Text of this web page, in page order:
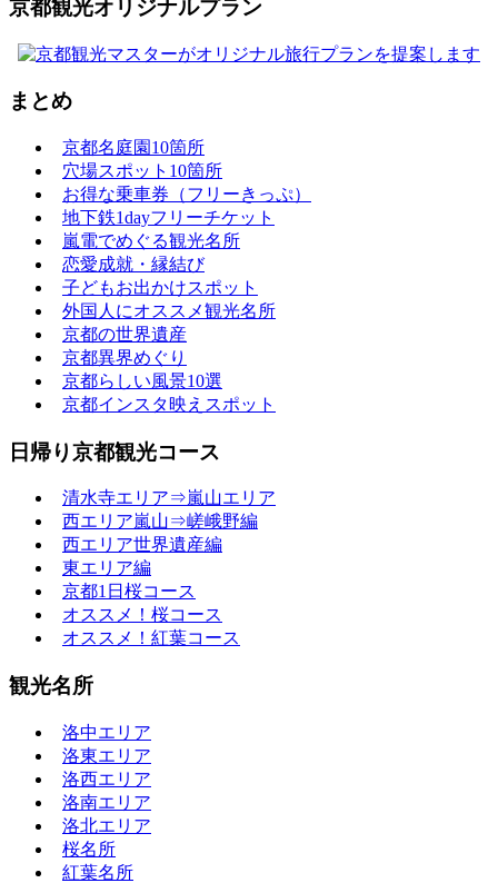
京都観光オリジナルプラン
まとめ
京都名庭園10箇所
穴場スポット10箇所
お得な乗車券（フリーきっぷ）
地下鉄1dayフリーチケット
嵐電でめぐる観光名所
恋愛成就・縁結び
子どもお出かけスポット
外国人にオススメ観光名所
京都の世界遺産
京都異界めぐり
京都らしい風景10選
京都インスタ映えスポット
日帰り京都観光コース
清水寺エリア⇒嵐山エリア
西エリア嵐山⇒嵯峨野編
西エリア世界遺産編
東エリア編
京都1日桜コース
オススメ！桜コース
オススメ！紅葉コース
観光名所
洛中エリア
洛東エリア
洛西エリア
洛南エリア
洛北エリア
桜名所
紅葉名所